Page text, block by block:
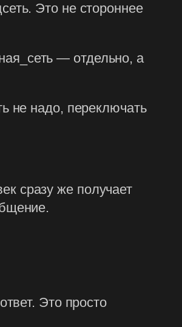
Это не стороннее
— отдельно, а
не надо, переключать
сразу же получает
Это просто